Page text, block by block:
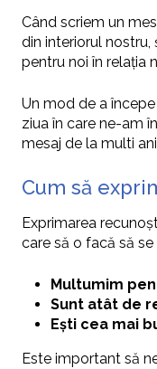
Când scriem un
din interiorul nostru,
pentru noi în relația
Un mod de a
ziua în care ne-am
mesaj de la multi
Cum să
Exprimarea
care să o facă să
Multumim
Sunt atât de
Ești cea mai
Este important să